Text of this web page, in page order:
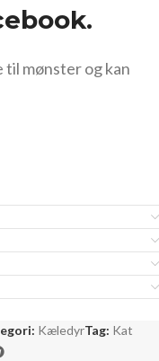
til mønster og kan
KæledyrTag: Kat